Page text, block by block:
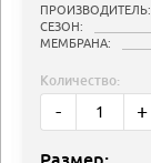
ПРОИЗВОДИТЕЛЬ:
СЕЗОН:
МЕМБРАНА:
Количество:
- +